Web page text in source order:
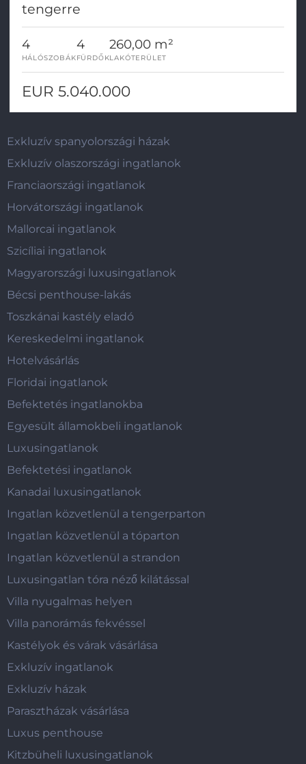
tengerre
4
HÁLÓSZOBÁK
4
FÜRDŐK
260,00 m²
LAKÓTERÜLET
EUR 5.040.000
Exkluzív spanyolországi házak
Exkluzív olaszországi ingatlanok
Franciaországi ingatlanok
Horvátországi ingatlanok
Mallorcai ingatlanok
Szicíliai ingatlanok
Magyarországi luxusingatlanok
Bécsi penthouse-lakás
Toszkánai kastély eladó
Kereskedelmi ingatlanok
Hotelvásárlás
Floridai ingatlanok
Befektetés ingatlanokba
Egyesült államokbeli ingatlanok
Luxusingatlanok
Befektetési ingatlanok
Kanadai luxusingatlanok
Ingatlan közvetlenül a tengerparton
Ingatlan közvetlenül a tóparton
Ingatlan közvetlenül a strandon
Luxusingatlan tóra néző kilátással
Villa nyugalmas helyen
Villa panorámás fekvéssel
Kastélyok és várak vásárlása
Exkluzív ingatlanok
Exkluzív házak
Parasztházak vásárlása
Luxus penthouse
Kitzbüheli luxusingatlanok